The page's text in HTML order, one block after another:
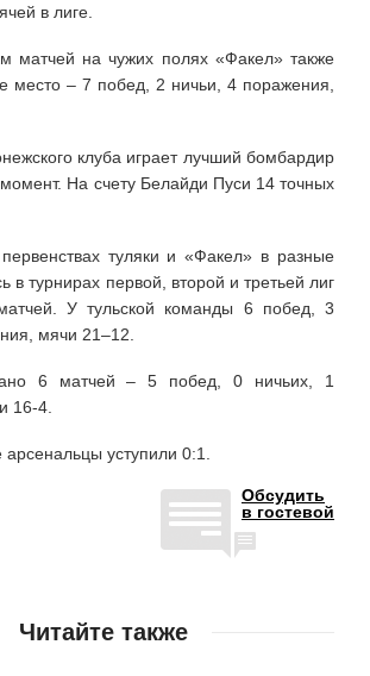
в лиге.
матчей на чужих полях «Факел» также
место – 7 побед, 2 ничьи, 4 поражения,
клуба играет лучший бомбардир
На счету Белайди Пуси 14 точных
туляки и «Факел» в разные
в турнирах первой, второй и третьей лиг
У тульской команды 6 побед, 3
мячи 21–12.
6 матчей – 5 побед, 0 ничьих, 1
16-4.
уступили 0:1.
Обсудить
в гостевой
Читайте также